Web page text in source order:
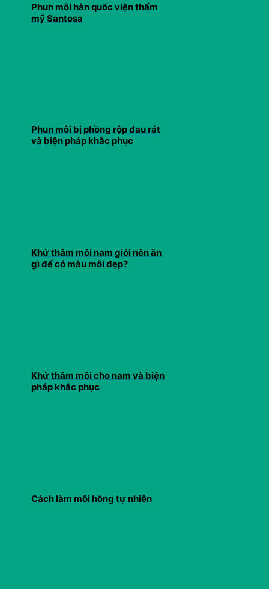
Phun môi hàn quốc viện thẩm
mỹ Santosa
Phun môi bị phồng rộp đau rát
và biện pháp khắc phục
Khử thâm môi nam giới nên ăn
gì để có màu môi đẹp?
Khử thâm môi cho nam và biện
pháp khắc phục
Cách làm môi hồng tự nhiên